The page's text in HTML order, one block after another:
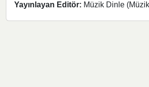
Yayınlayan Editör: Müzik Dinle